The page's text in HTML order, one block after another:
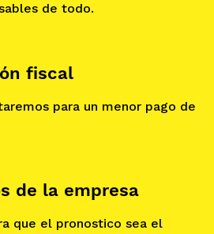
de todo.
fiscal
para un menor pago de
de la empresa
que el pronostico sea el